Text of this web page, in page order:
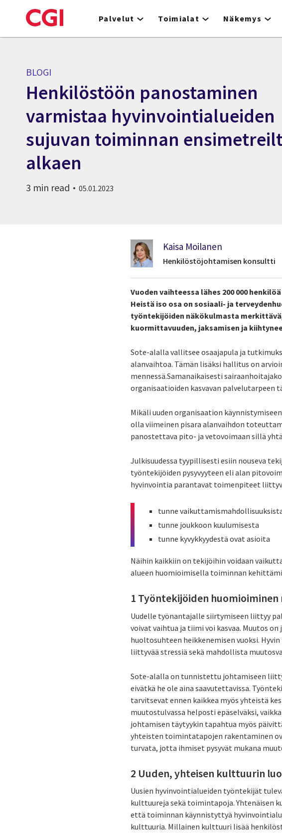
to
Palvelut Toimialat Näkemys
BLOGI
Henkilöstöön panostaminen
varmistaa hyvinvointialueiden
sujuvan toiminnan
alkaen
3 min read 05.01.2023
Kaisa Moilanen
Henkilöstöjohtamisen konsultti
Vuoden vaihteessa lähes 200 000
Heistä iso osa on sosiaali- ja
työntekijöiden näkökulmasta
kuormittavuuden, jaksamisen ja
Sote-alalla vallitsee osaajapula ja
alanvaihtoa. Tämän lisäksi hallitus on
mennessä.Samanaikaisesti
organisaatioiden kasvavan palvelutarpeen
Mikäli uuden organisaation
olla viimeinen pisara alanvaihdon
panostettava pito- ja vetovoimaan sillä
Julkisuudessa tyypillisesti esiin nouseva
työntekijöiden pysyvyyteen eli alan
hyvinvointia parantavat toimenpiteet
tunne
tunne joukkoon kuulumisesta
tunne kyvykkyydestä ovat asioita
Näihin kaikkiin on tekijöihin voidaan
alueen huomioimisella toiminnan
1 Työntekijöiden huomioiminen
Uudelle työnantajalle siirtymiseen liittyy
voivat vaihtua ja tiimi voi kasvaa. Muutos
huoltosuhteen heikkenemisen vuoksi.
liittyvää stressiä sekä mahdollista
Sote-alalla on tunnistettu johtamiseen
eivätkä he ole aina saavutettavissa.
tarvitsevat ennen kaikkea myös yhteistä
muutostulvassa helposti epäselväksi,
johtamisen täytyykin tapahtua myös
yhteisten toimintatapojen rakentaminen
turvata, jotta ihmiset pysyvät mukana
2 Uuden, yhteisen kulttuurin
Uusien hyvinvointialueiden työntekijät
kulttuureja sekä toimintapoja. Yhtenäisen
että toiminnan käynnistyttyä
kulttuuria. Millainen kulttuuri lisää